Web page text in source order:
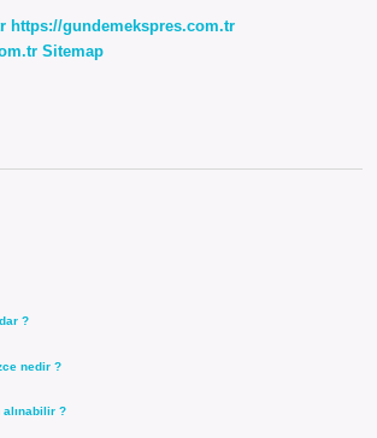
https://gundemekspres.com.tr
Sitemap
?
nedir ?
alınabilir ?